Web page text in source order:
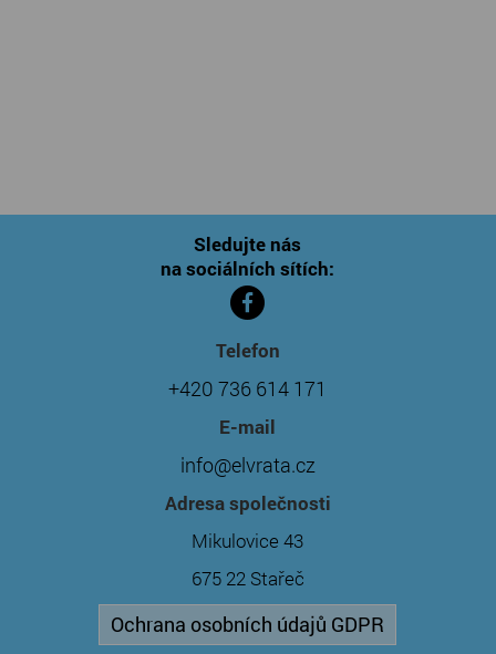
Sledujte nás
na sociálních sítích:
Telefon
+420 736 614 171
E-mail
info@elvrata.cz
Adresa společnosti
Mikulovice 43
675 22 Stařeč
Ochrana osobních údajů GDPR